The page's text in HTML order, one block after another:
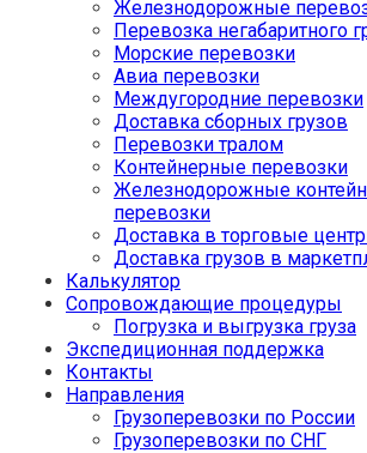
Железнодорожные
Перевозка негабаритного
Морские перевозки
Авиа перевозки
Междугородние перевозки
Доставка сборных грузов
Перевозки тралом
Контейнерные перевозки
Железнодорожные
перевозки
Доставка в торговые
Доставка грузов в
Калькулятор
Сопровождающие процедуры
Погрузка и выгрузка груза
Экспедиционная поддержка
Контакты
Направления
Грузоперевозки по России
Грузоперевозки по СНГ